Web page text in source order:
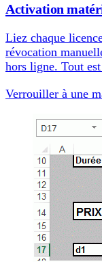
Activation
Liez chaque
révocation
hors ligne. Tout
Verrouiller à une